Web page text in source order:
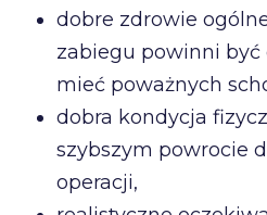
dobre zdrowie
zabiegu powinni
mieć poważnych
dobra kondycja
szybszym powrocie
operacji,